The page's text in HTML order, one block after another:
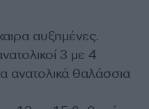
αυξημένες.
3 με 4
ανατολικά θαλάσσια